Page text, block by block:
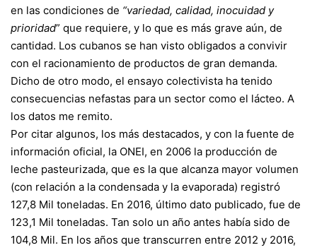
en las condiciones de “variedad, calidad, inocuidad y
prioridad” que requiere, y lo que es más grave aún, de
cantidad. Los cubanos se han visto obligados a convivir
con el racionamiento de productos de gran demanda.
Dicho de otro modo, el ensayo colectivista ha tenido
consecuencias nefastas para un sector como el lácteo. A
los datos me remito.
Por citar algunos, los más destacados, y con la fuente de
información oficial, la ONEI, en 2006 la producción de
leche pasteurizada, que es la que alcanza mayor volumen
(con relación a la condensada y la evaporada) registró
127,8 Mil toneladas. En 2016, último dato publicado, fue de
123,1 Mil toneladas. Tan solo un año antes había sido de
104,8 Mil. En los años que transcurren entre 2012 y 2016,